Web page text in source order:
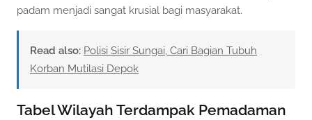
padam menjadi sangat krusial bagi masyarakat.
Read also: Polisi Sisir Sungai, Cari Bagian Tubuh
Korban Mutilasi Depok
Tabel Wilayah Terdampak Pemadaman